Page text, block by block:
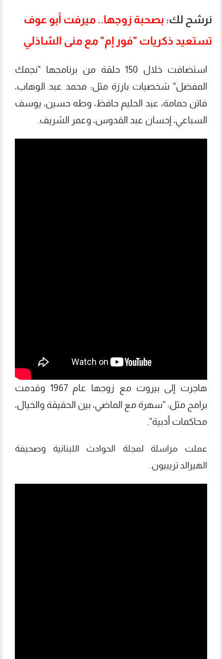
نرشح لك: بصحبة زوجها.. ميرفت أبو عوف
تستعيد ذكريات "فور إم" مع منى الشاذلي
استضافت خلال 150 حلقة من برنامجها "نجمك
المفضل" شخصيات بارزة مثل: محمد عبد الوهاب،
فاتن حمامة، عبد الحليم حافظ، وطه حسين، يوسف
السباعي، إحسان عبد القدوس، وعمر الشريف.
هاجرت إلى بيروت مع زوجها عام 1967 وقدمت
برامج مثل: "سهرة مع الماضي، بين الحقيقة والخيال،
محاكمات أدبية".
عملت مراسلة لمجلة الحوادث اللبنانية وصحيفة
الهيرالد تريبيون.